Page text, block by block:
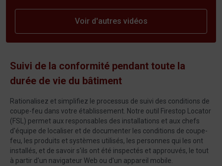
Voir d'autres vidéos
Suivi de la conformité pendant toute la
durée de vie du bâtiment
Rationalisez et simplifiez le processus de suivi des conditions de
coupe-feu dans votre établissement. Notre outil Firestop Locator
(FSL) permet aux responsables des installations et aux chefs
d'équipe de localiser et de documenter les conditions de coupe-
feu, les produits et systèmes utilisés, les personnes qui les ont
installés, et de savoir s'ils ont été inspectés et approuvés, le tout
à partir d'un navigateur Web ou d'un appareil mobile.